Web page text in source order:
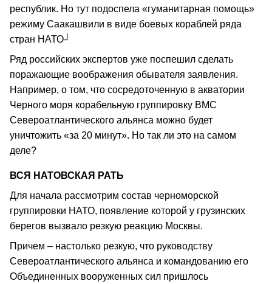
республик. Но тут подоспела «гуманитарная помощь»
режиму Саакашвили в виде боевых кораблей ряда
стран НАТО┘
Ряд российских экспертов уже поспешил сделать
поражающие воображения обывателя заявления.
Например, о том, что сосредоточенную в акватории
Черного моря корабельную группировку ВМС
Североатлантического альянса можно будет
уничтожить «за 20 минут». Но так ли это на самом
деле?
ВСЯ НАТОВСКАЯ РАТЬ
Для начала рассмотрим состав черноморской
группировки НАТО, появление которой у грузинских
берегов вызвало резкую реакцию Москвы.
Причем – настолько резкую, что руководству
Североатлантического альянса и командованию его
Объединенных вооруженных сил пришлось